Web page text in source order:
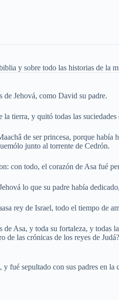
y sobre todo las historias de la
de Jehová, como David su padre.
tierra, y quitó todas las suciedades
de ser princesa, porque había
junto al torrente de Cedrón.
con todo, el corazón de Asa fué
lo que su padre había
rey de Israel, todo el tiempo de
de Asa, y toda su fortaleza, y todas
de las crónicas de los reyes de
y fué sepultado con sus padres en